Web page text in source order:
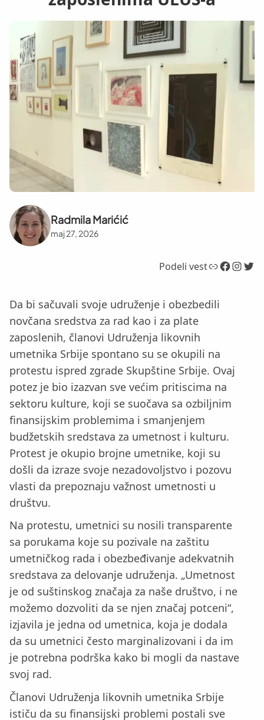
Radmila Marićić
maj 27, 2026
Podeli vestLink Facebook InstagramTwitter
Da bi sačuvali svoje udruženje i obezbedili
novčana sredstva za rad kao i za plate
zaposlenih, članovi Udruženja likovnih
umetnika Srbije spontano su se okupili na
protestu ispred zgrade Skupštine Srbije. Ovaj
potez je bio izazvan sve većim pritiscima na
sektoru kulture, koji se suočava sa ozbiljnim
finansijskim problemima i smanjenjem
budžetskih sredstava za umetnost i kulturu.
Protest je okupio brojne umetnike, koji su
došli da izraze svoje nezadovoljstvo i pozovu
vlasti da prepoznaju važnost umetnosti u
društvu.
Na protestu, umetnici su nosili transparente
sa porukama koje su pozivale na zaštitu
umetničkog rada i obezbeđivanje adekvatnih
sredstava za delovanje udruženja. „Umetnost
je od suštinskog značaja za naše društvo, i ne
možemo dozvoliti da se njen značaj potceni“,
izjavila je jedna od umetnica, koja je dodala
da su umetnici često marginalizovani i da im
je potrebna podrška kako bi mogli da nastave
svoj rad.
Članovi Udruženja likovnih umetnika Srbije
ističu da su finansijski problemi postali sve